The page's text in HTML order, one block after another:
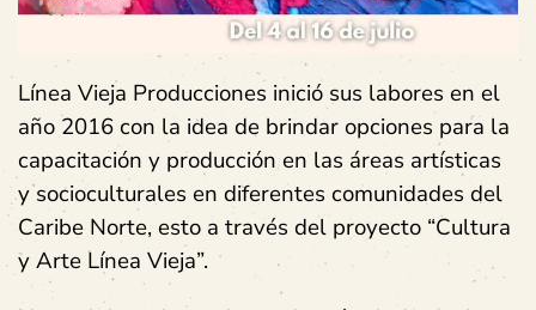
Línea Vieja Producciones inició sus labores en el
año 2016 con la idea de brindar opciones para la
capacitación y producción en las áreas artísticas
y socioculturales en diferentes comunidades del
Caribe Norte, esto a través del proyecto “Cultura
y Arte Línea Vieja”.